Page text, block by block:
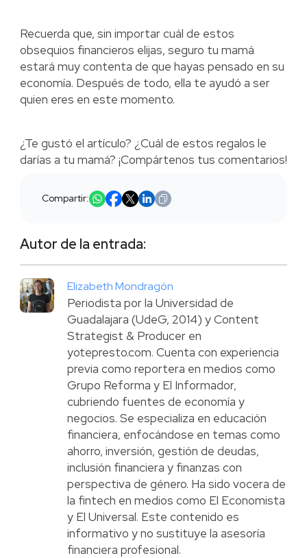
Recuerda que, sin importar cuál de estos
obsequios financieros elijas, seguro tu mamá
estará muy contenta de que hayas pensado en su
economía. Después de todo, ella te ayudó a ser
quien eres en este momento.
¿Te gustó el artículo? ¿Cuál de estos regalos le
darías a tu mamá? ¡Compártenos tus comentarios!
Compartir:
Autor de la entrada:
Elizabeth Mondragón
Periodista por la Universidad de
Guadalajara (UdeG, 2014) y Content
Strategist & Producer en
yotepresto.com. Cuenta con experiencia
previa como reportera en medios como
Grupo Reforma y El Informador,
cubriendo fuentes de economía y
negocios. Se especializa en educación
financiera, enfocándose en temas como
ahorro, inversión, gestión de deudas,
inclusión financiera y finanzas con
perspectiva de género. Ha sido vocera de
la fintech en medios como El Economista
y El Universal. Este contenido es
informativo y no sustituye la asesoría
financiera profesional.